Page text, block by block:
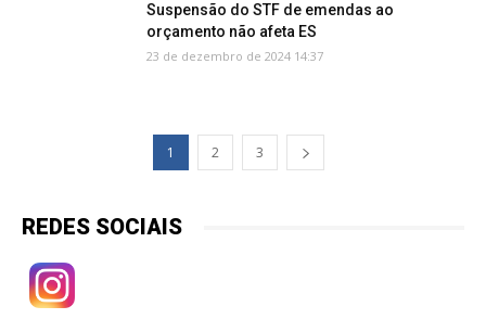
Suspensão do STF de emendas ao
orçamento não afeta ES
23 de dezembro de 2024 14:37
1 2 3
REDES SOCIAIS